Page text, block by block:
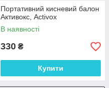
Портативний кисневий балон
Активокс, Activox
В наявності
330 ₴
Купити